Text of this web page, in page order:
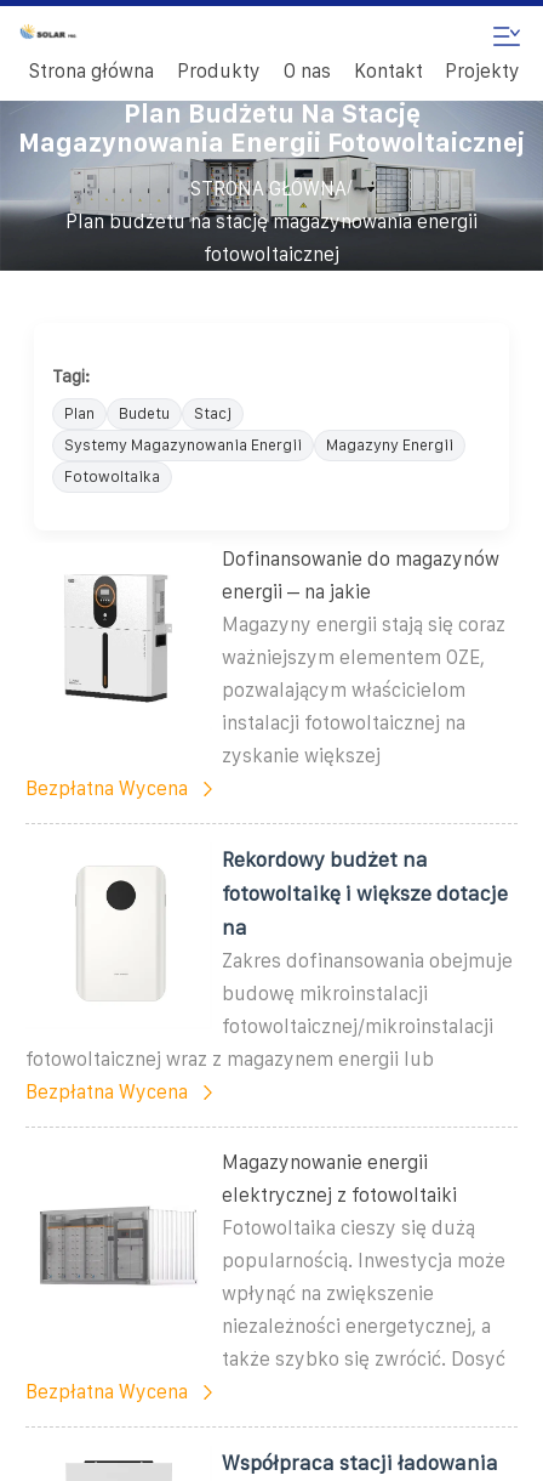
Strona główna Produkty O nas Kontakt Projekty
Plan Budżetu Na Stację
Magazynowania Energii Fotowoltaicznej
STRONA GŁÓWNA/
Plan budżetu na stację magazynowania energii
fotowoltaicznej
Tagi:
Plan Budetu
Stacj
Systemy Magazynowania Energii
Magazyny Energii
Fotowoltaika
Dofinansowanie do magazynów
energii – na jakie
Magazyny energii stają się coraz
ważniejszym elementem OZE,
pozwalającym właścicielom
instalacji fotowoltaicznej na
zyskanie większej
Bezpłatna Wycena
Rekordowy budżet na
fotowoltaikę i większe dotacje
na
Zakres dofinansowania obejmuje
budowę mikroinstalacji
fotowoltaicznej/mikroinstalacji
fotowoltaicznej wraz z magazynem energii lub
Bezpłatna Wycena
Magazynowanie energii
elektrycznej z fotowoltaiki
Fotowoltaika cieszy się dużą
popularnością. Inwestycja może
wpłynąć na zwiększenie
niezależności energetycznej, a
także szybko się zwrócić. Dosyć
Bezpłatna Wycena
Współpraca stacji ładowania